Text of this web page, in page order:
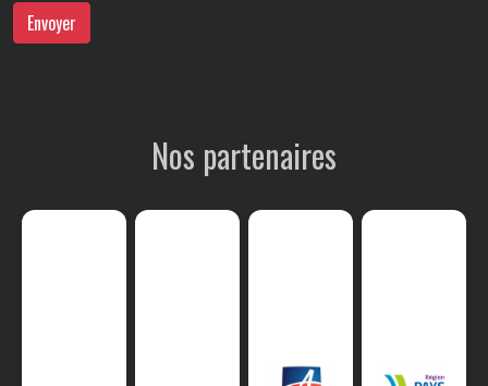
Envoyer
Nos partenaires